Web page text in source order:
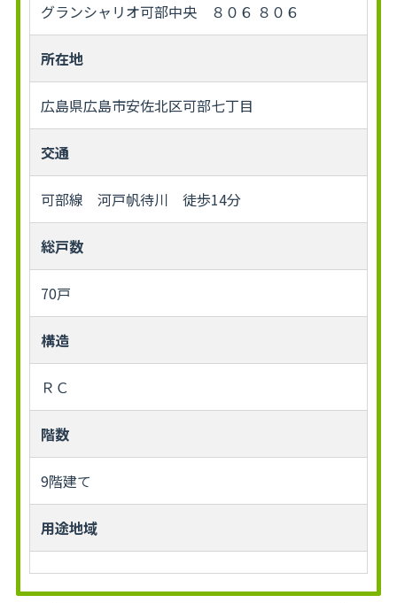
グランシャリオ可部中央 ８０６ ８０６
所在地
広島県広島市安佐北区可部七丁目
交通
可部線 河戸帆待川 徒歩14分
総戸数
70戸
構造
ＲＣ
階数
9階建て
用途地域